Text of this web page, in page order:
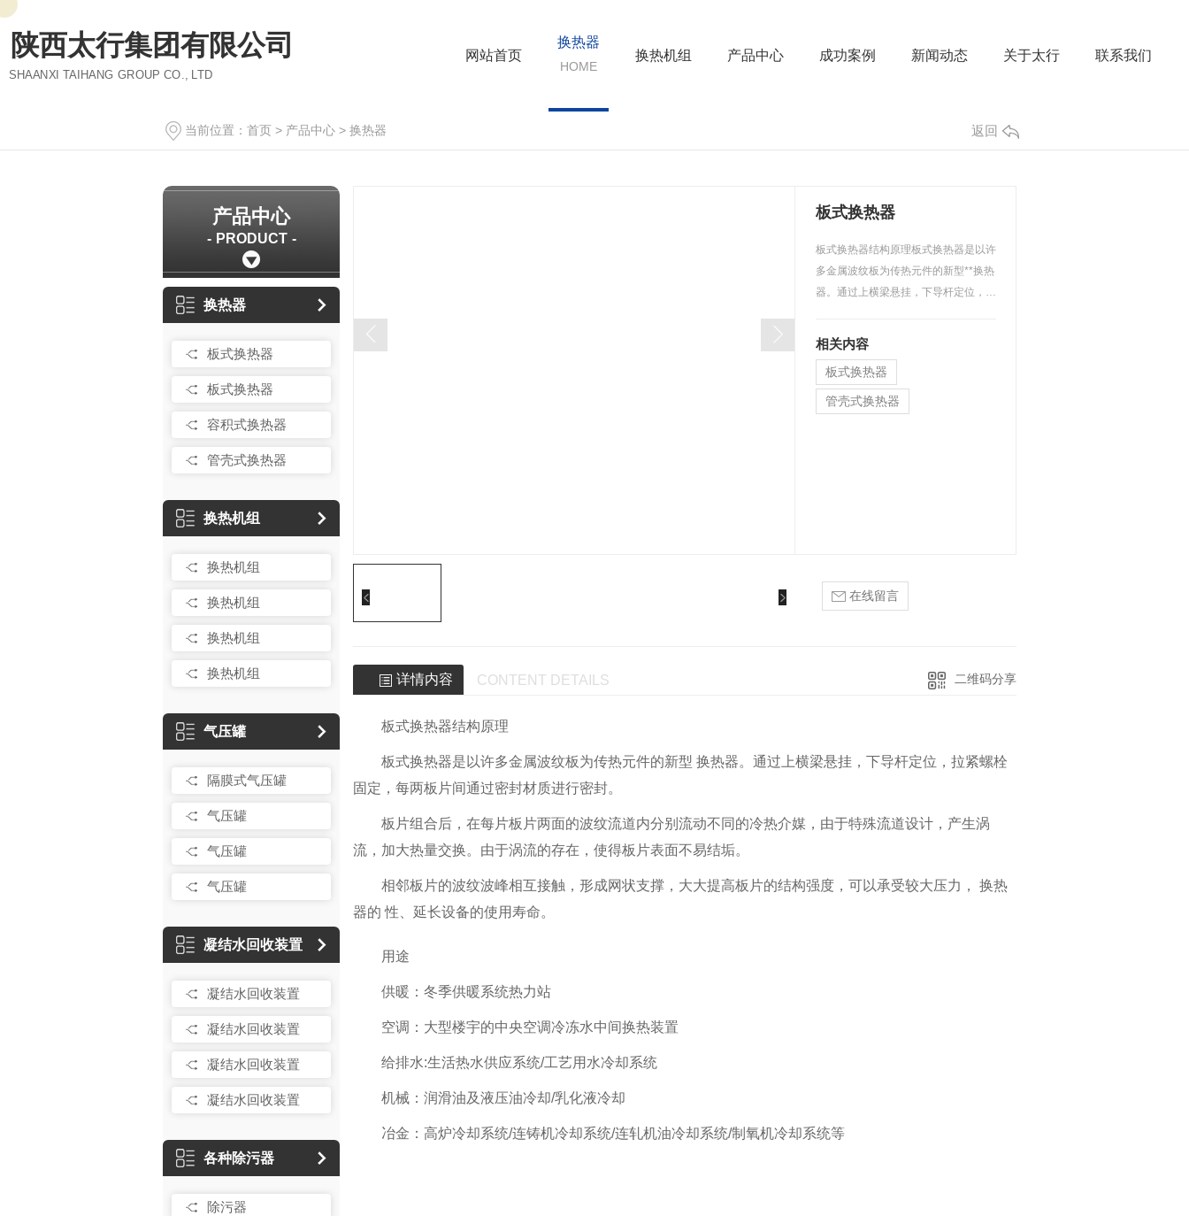
陕西太行集团有限公司
SHAANXI TAIHANG GROUP CO., LTD
网站首页
换热器
HOME
换热机组 产品中心 成功案例 新闻动态 关于太行 联系我们
当前位置： 首页 > 产品中心 > 换热器 返回
产品中心
PRODUCT
换热器
板式换热器
板式换热器
容积式换热器
管壳式换热器
换热机组
换热机组
换热机组
换热机组
换热机组
气压罐
隔膜式气压罐
气压罐
气压罐
气压罐
凝结水回收装置
凝结水回收装置
凝结水回收装置
凝结水回收装置
凝结水回收装置
各种除污器
除污器
板式换热器
板式换热器结构原理板式换热器是以许
多金属波纹板为传热元件的新型**换热
器。通过上横梁悬挂，下导杆定位，拉
相关内容
板式换热器
管壳式换热器
在线留言
详情内容 CONTENT DETAILS 二维码分享
板式换热器结构原理
板式换热器是以许多金属波纹板为传热元件的新型 换热器。通过上横梁悬挂，下导杆定位，拉紧螺栓
固定，每两板片间通过密封材质进行密封。
板片组合后，在每片板片两面的波纹流道内分别流动不同的冷热介媒，由于特殊流道设计，产生涡
流，加大热量交换。由于涡流的存在，使得板片表面不易结垢。
相邻板片的波纹波峰相互接触，形成网状支撑，大大提高板片的结构强度，可以承受较大压力， 换热
器的 性、延长设备的使用寿命。
用途
供暖：冬季供暖系统热力站
空调：大型楼宇的中央空调冷冻水中间换热装置
给排水:生活热水供应系统/工艺用水冷却系统
机械：润滑油及液压油冷却/乳化液冷却
冶金：高炉冷却系统/连铸机冷却系统/连轧机油冷却系统/制氧机冷却系统等